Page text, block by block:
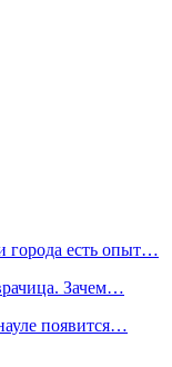
города есть опыт…
Зачем…
появится…